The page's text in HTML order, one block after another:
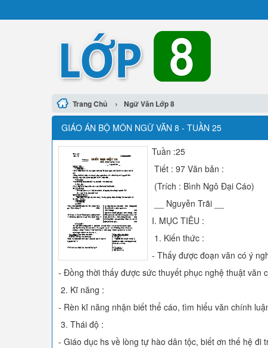
Trang Chủ › Ngữ Văn Lớp 8
GIÁO ÁN BỘ MÔN NGỮ VĂN 8 - TUẦN 25
Tuần :25
Tiết : 97 Văn bản :
(Trích : Bình Ngô Đại Cáo)
__ Nguyễn Trãi __
I. MỤC TIÊU :
1. Kiến thức :
- Thấy được đoạn văn có ý
- Đồng thời thấy được sức thuyết phục nghệ thuật văn
2. Kĩ năng :
- Rèn kĩ năng nhận biết thể cáo, tìm hiểu văn chính
3. Thái độ :
- Giáo dục hs về lòng tự hào dân tộc, biết ơn thế hệ đi